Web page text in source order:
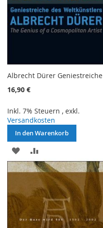
Albrecht Dürer Geniestreiche
16,90 €
Inkl. 7% Steuern , exkl.
Versandkosten
In den Warenkorb
ZUR
WUNSCHLISTE
HINZUFÜGEN
VERGLEICHSLISTE
HINZUFÜGEN